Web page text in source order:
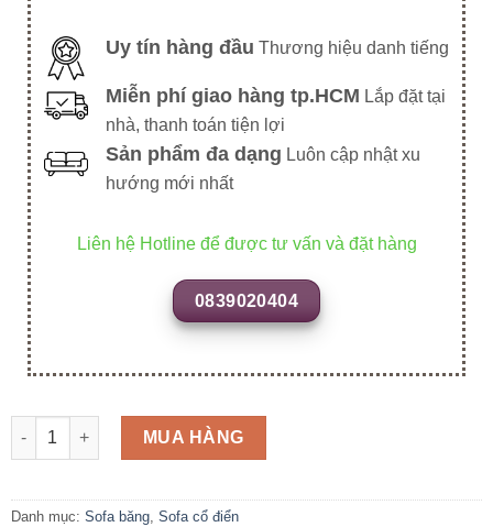
Uy tín hàng đầu Thương hiệu danh tiếng
Miễn phí giao hàng tp.HCM Lắp đặt tại
nhà, thanh toán tiện lợi
Sản phẩm đa dạng Luôn cập nhật xu
hướng mới nhất
Liên hệ Hotline để được tư vấn và đặt hàng
0839020404
SFB26 số lượng MUA HÀNG
Danh mục: Sofa băng, Sofa cổ điển